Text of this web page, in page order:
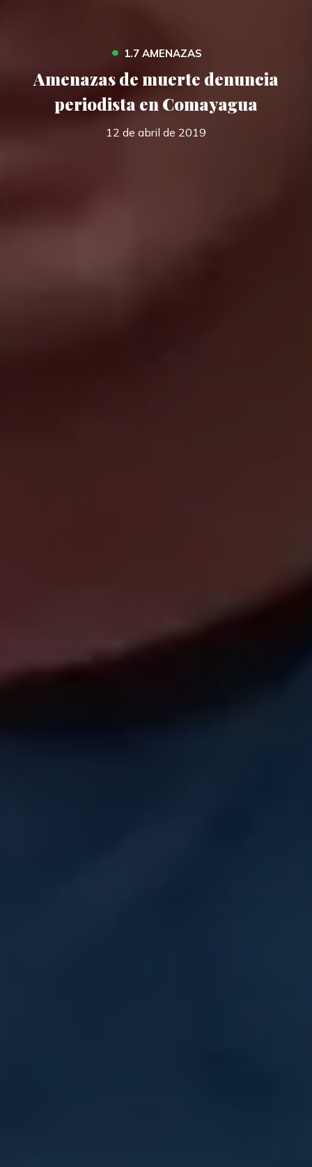
• 1.7 AMENAZAS
Amenazas de muerte denuncia
periodista en Comayagua
12 de abril de 2019